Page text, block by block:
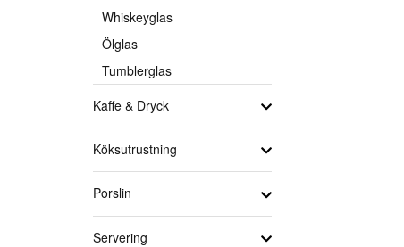
Whiskeyglas
Ölglas
Tumblerglas
Kaffe & Dryck
Köksutrustning
Porslin
Servering